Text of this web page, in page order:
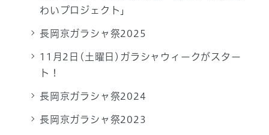
わいプロジェクト」
長岡京ガラシャ祭2025
11月2日(土曜日)ガラシャウィークがスター
ト！
長岡京ガラシャ祭2024
長岡京ガラシャ祭2023